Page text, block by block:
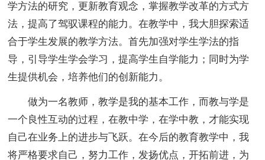
学方法的研究，更新教育观念，掌握教学改革的方式方
法，提高了驾驭课程的能力。在教学中，我大胆探索适
合于学生发展的教学方法。首先加强对学生学法的指
导，引导学生学会学习，提高学生自学能力；同时为学
生提供机会，培养他们的创新能力。
做为一名教师，教学是我的基本工作，而教与学是
一个良性互动的过程，在教中学，在学中教，才能实现
自己在业务上的进步与飞跃。在今后的教育教学中，我
将严格要求自己，努力工作，发扬优点，开拓前进，为